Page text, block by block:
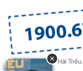
Copyright by Kính Hải Triều.